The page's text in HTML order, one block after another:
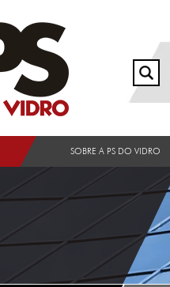
SOBRE A PS DO VIDRO